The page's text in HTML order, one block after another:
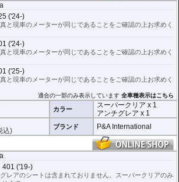
用し、メーターを痛めることがありません。フィルム
態になります。
('24-)
と現車のメーターが同じであることをご確認の上お求めく
('24-)
と現車のメーターが同じであることをご確認の上お求めく
('25-)
と現車のメーターが同じであることをご確認の上お求めく
適合の一部のみ表示しています全車種表示はこちら
カラー
スーパークリア x 1
アンチグレア x 1
込) ブランド P&A International
401 ('19-)
レアのシートは含まれておりません。スーパークリアのみ